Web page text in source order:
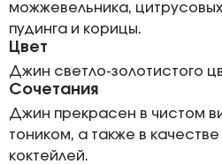
можжевельника,
пудинга и корицы.
Цвет
Джин светло-золотистого
Сочетания
Джин прекрасен в чистом
тоником, а также в
коктейлей.